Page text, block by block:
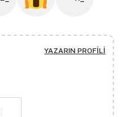
YAZARIN PROFILI